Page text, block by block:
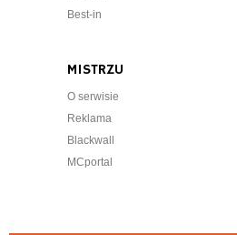
Best-in
MISTRZU
O serwisie
Reklama
Blackwall
MCportal